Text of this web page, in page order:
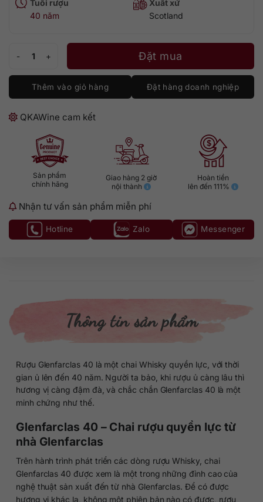
Tuổi rượu
40 năm
Xuất xứ
Scotland
Đặt mua
Thêm vào giỏ hàng Đặt hàng doanh nghiệp
QKAWine cam kết
Sản phẩm
chính hãng
Giao hàng 2 giờ
nội thành
Hoàn tiền
lên đến 111%
Nhận tư vấn sản phẩm miễn phí
Hotline Zalo Messenger
Thông tin sản phẩm
Rượu Glenfarclas 40 là một chai Whisky quyền lực, với thời
gian ủ lên đến 40 năm. Người ta bảo, khi rượu ủ càng lâu thì
hương vị càng đậm đà, và chắc chắn Glenfarclas 40 là một
minh chứng như thế.
Glenfarclas 40 – Chai rượu quyền lực từ
nhà Glenfarclas
Trên hành trình phát triển các dòng rượu Whisky, chai
Glenfarclas 40 được xem là một trong những đỉnh cao của
nghệ thuật sản xuất đến từ nhà Glenfarclas. Để có được
hương vị khác lạ, không một phiên bản nào có được, rượu